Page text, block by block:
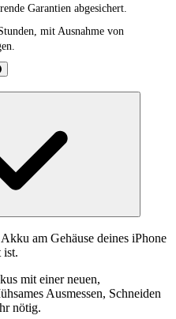
Garantien abgesichert.
mit Ausnahme von
am Gehäuse deines iPhone
ist.
mit einer neuen,
Ausmessen, Schneiden
nötig.